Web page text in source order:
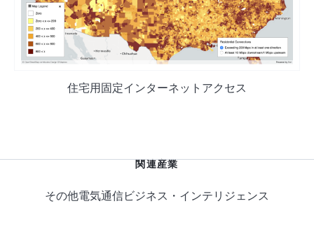
住宅用固定インターネットアクセス
関連産業
その他電気通信ビジネス・インテリジェンス